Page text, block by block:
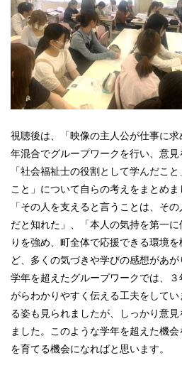
視聴後は、「映像の主人公が仕事に
年混合でグループワークを行い、意見
「社会福祉士の役割として学んだこ
こと」について自らの考えをまとめま
「その人を支えると言うことは、そ
だと知れた」、「本人の気持を第一
りを強め、町全体で応援できる環境
ど、多くの気づきや学びの感想があが
学年を超えたグループワークでは、
がらわかりやすく伝える工夫をして
る姿も見られましたが、しっかり意
ました。このような学年を超えた機
を育てる機会になればと思います。